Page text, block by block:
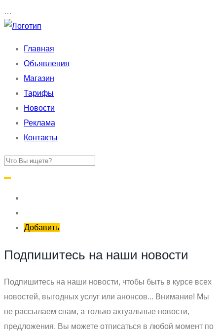
…
Главная
Объявления
Магазин
Тарифы
Новости
Реклама
Контакты
Добавить
Подпишитесь на наши новости
Подпишитесь на наши новости, чтобы быть в курсе всех
новостей, выгодных услуг или анонсов... Внимание! Мы
не рассылаем спам, а только актуальные новости,
предложения. Вы можете отписаться в любой момент по